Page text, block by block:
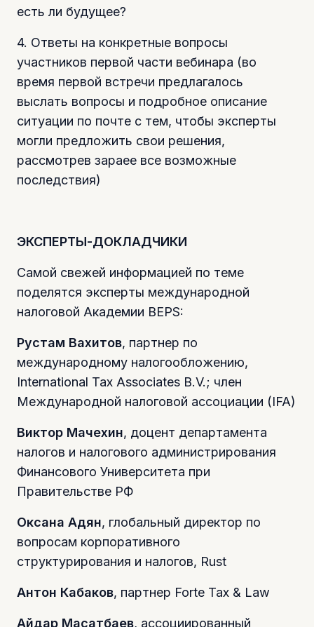
есть ли будущее?
4. Ответы на конкретные вопросы
участников первой части вебинара (во
время первой встречи предлагалось
выслать вопросы и подробное описание
ситуации по почте с тем, чтобы эксперты
могли предложить свои решения,
рассмотрев зараее все возможные
последствия)
ЭКСПЕРТЫ-ДОКЛАДЧИКИ
Самой свежей информацией по теме
поделятся эксперты международной
налоговой Академии BEPS:
Рустам Вахитов, партнер по
международному налогообложению,
International Tax Associates B.V.; член
Международной налоговой ассоциации (IFA)
Виктор Мачехин, доцент департамента
налогов и налогового администрирования
Финансового Университета при
Правительстве РФ
Оксана Адян, глобальный директор по
вопросам корпоративного
структурирования и налогов, Rust
Антон Кабаков, партнер Forte Tax & Law
Айдар Масатбаев, ассоциированный